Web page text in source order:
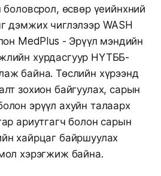
боловсрол, өсвөр үеийнхний
дэмжих чиглэлээр WASH
MedPlus - Эрүүл мэндийн
хурдасгуур НҮТББ-
байна. Төслийн хүрээнд
зохион байгуулах, сарын
эрүүл ахуйн талаарх
ариутгагч болон сарын
хайрцаг байршуулах
хэрэгжиж байна.